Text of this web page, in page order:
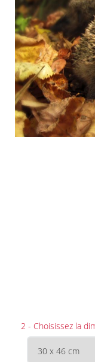
2 - Choisissez la